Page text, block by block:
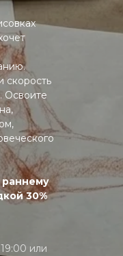
или
скорость
Освоите
раннему
30%